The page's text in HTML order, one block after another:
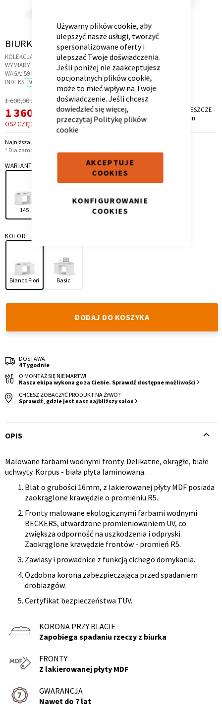
Używamy plików cookie, aby
ulepszyć nasze usługi, tworzyć
spersonalizowane oferty i
ulepszać Twoje doświadczenia.
Jeśli poniżej nie zaakceptujesz
opcjonalnych plików cookie,
może to mieć wpływ na Twoje
doświadczenie. Jeśli chcesz
dowiedzieć się więcej,
przeczytaj Politykę plików
cookie
AKCEPTUJE
COOKIES
KONFIGUROWANIE
COOKIES
Skip
the
beginning
of
images
gallery
BIURKO 145 BIANCO FIORI
KOLEKCJA:
BIANCO FIORI
WYMIARY:
145 X 60 X 74 CM
WAGA: 59 KG
INDEKS: BG.11
Regularna
Cena
1 600,00 zł
Cena
promocyjna
1 360,00 zł*
OSZCZĘDZASZ 240,00 ZŁ
PROMOCJA TRWA JESZCZE
9 dni, 2 godz. i 15 min.
Najniższa cena z 30 dni przed obniżką: 1 360,00 zł
* Dla zamówień powyżej 6 999,00 zł
WARIANT
145
KOLOR
Bianco Fiori Basic
DODAJ DO KOSZYKA
DOSTAWA
4 Tygodnie
O MONTAŻ SIĘ NIE MARTW!
Nasza ekipa wykona go za Ciebie. Sprawdź dostępne możliwości
CHCESZ ZOBACZYĆ PRODUKT NA ŻYWO?
Sprawdź, gdzie jest nasz najbliższy salon
OPIS
Opis
produktu
Malowane farbami wodnymi fronty. Delikatne, okrągłe, białe
uchwyty. Korpus - biała płyta laminowana.
Blat o grubości 16mm, z lakierowanej płyty MDF posiada
zaokrąglone krawędzie o promieniu R5.
Fronty malowane ekologicznymi farbami wodnymi
BECKERS, utwardzone promieniowaniem UV, co
zwiększa odporność na uszkodzenia i odpryski.
Zaokrąglone krawędzie frontów - promień R5.
Zawiasy i prowadnice z funkcją cichego domykania.
Ozdobna korona zabezpieczająca przed spadaniem
drobiazgów.
Certyfikat bezpieczeństwa TÜV.
KORONA PRZY BLACIE
Zapobiega spadaniu rzeczy z biurka
FRONTY
Z lakierowanej płyty MDF
GWARANCJA
Nawet do 7 lat
Kontenerek Półka i szafka wisząca